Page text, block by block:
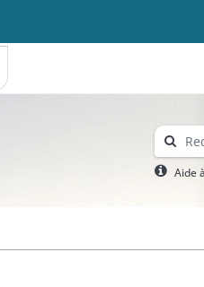
Aide